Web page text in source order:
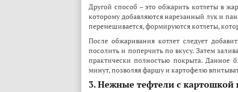
Другой способ – это обжарить котлеты в
которому добавляются нарезанный лук и
перемешивается, формируются котлеты,
После обжаривания котлет следует
посолить и поперчить по вкусу. Затем
практически полностью покрыта. Данное
минут, позволяя фаршу и картофелю
3. Нежные тефтели с картошкой